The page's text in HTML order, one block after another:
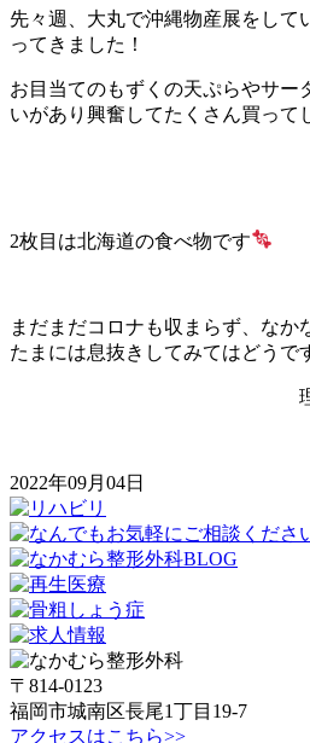
先々週、大丸で沖縄物産展をして
ってきました！
お目当てのもずくの天ぷらやサー
いがあり興奮してたくさん買って
2枚目は北海道の食べ物です
まだまだコロナも収まらず、なか
たまには息抜きしてみてはどうで
理学療法
2022年09月04日
〒814-0123
福岡市城南区長尾1丁目19-7
アクセスはこちら>>